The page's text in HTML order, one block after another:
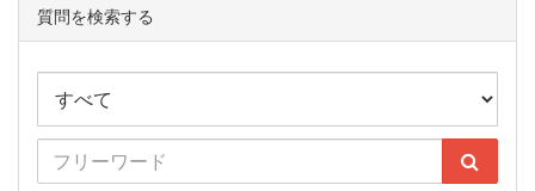
質問を検索する